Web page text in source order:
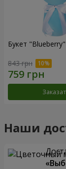
Букет "Blueberry"
843 грн
Наши